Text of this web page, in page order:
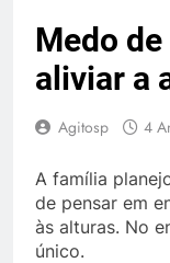
Medo
aliviar a
Agitosp 4
A família
de pensar em
às alturas. No
único.